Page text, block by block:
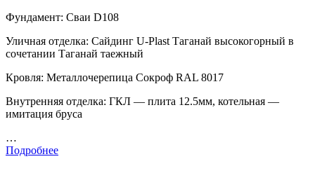
Фундамент: Сваи D108
Уличная отделка: Сайдинг U-Plast Таганай высокогорный в
сочетании Таганай таежный
Кровля: Металлочерепица Сокроф RAL 8017
Внутренняя отделка: ГКЛ — плита 12.5мм, котельная —
имитация бруса
…
Подробнее